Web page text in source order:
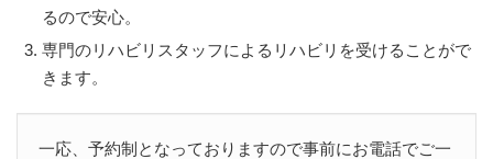
るので安心。
専門のリハビリスタッフによるリハビリを受けることがで
きます。
一応、予約制となっておりますので事前にお電話でご一